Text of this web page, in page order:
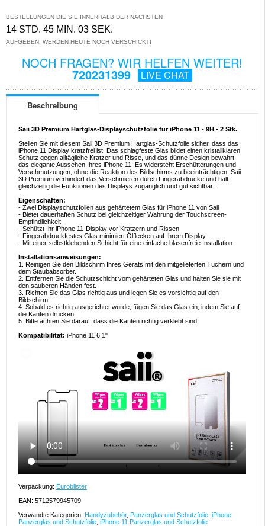
BESTELLUNGEN DIE SIE INNERHALB DER NÄCHSTEN
14 STD. 45 MIN. 02 SEK.
AUFGEBEN, WERDEN HEUTE NOCH VERSCHICKT!
NOCH FRAGEN? WIR HELFEN WEITER!
720231399 LIVE CHAT
Beschreibung
Saii 3D Premium Hartglas-Displayschutzfolie für iPhone 11 - 9H - 2 Stk.
Stellen Sie mit diesem Saii 3D Premium Hartglas-Schutzfolie sicher, dass das
iPhone 11 Display kratzfrei ist. Das schlagfeste Glas bildet einen kristallklaren
Schutz gegen alltägliche Kratzer und Risse, und das dünne Design bewahrt
das elegante Aussehen Ihres iPhone 11. Es widersteht Erschütterungen und
Verschmutzungen, ohne die Reaktion des Bildschirms zu beeinträchtigen. Saii
3D Premium verhindert das Verschmieren durch Fingerabdrücke und hält
gleichzeitig die Funktionen des Displays zugänglich und gut sichtbar.
Eigenschaften:
- Zwei Displayschutzfolien aus gehärtetem Glas für iPhone 11 von Saii
- Bietet dauerhaften Schutz bei gleichzeitiger Wahrung der Touchscreen-
Empfindlichkeit
- Schützt Ihr iPhone 11-Display vor Kratzern und Rissen
- Fingerabdruckfestes Glas minimiert Ölflecken auf Ihrem Display
- Mit einer selbstklebenden Schicht für eine einfache blasenfreie Installation
Installationsanweisungen:
1. Reinigen Sie den Bildschirm Ihres Geräts mit den mitgelieferten Tüchern und
dem Staubabsorber.
2. Entfernen Sie die Schutzschicht vom gehärteten Glas und halten Sie sie mit
den sauberen Händen fest.
3. Richten Sie das Glas richtig aus und legen Sie es vorsichtig auf den
Bildschirm.
4. Sobald es richtig ausgerichtet wurde, fügen Sie das Glas ein, indem Sie auf
die Kanten drücken.
5. Bitte achten Sie darauf, dass die Kanten richtig verklebt sind.
Kompatibilität: iPhone 11 6.1"
Verpackung: Euroblister
EAN: 5712579945709
Verwandte Kategorien: Handyzubehör, Panzerglas und Schutzfolie iPhone
Panzerglas und Schutzfolie iPhone 11 Panzerglas und Schutzfolie